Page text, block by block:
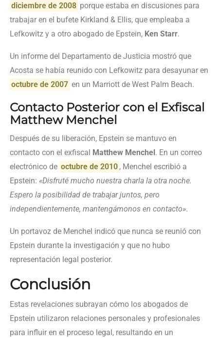
diciembre de 2008 porque estaba en discusiones para
trabajar en el bufete Kirkland & Ellis, que empleaba a
Lefkowitz y a otro abogado de Epstein, Ken Starr.
Un informe del Departamento de Justicia mostró que
Acosta se había reunido con Lefkowitz para desayunar en
octubre de 2007 en un Marriott de West Palm Beach.
Contacto Posterior con el Exfiscal
Matthew Menchel
Después de su liberación, Epstein se mantuvo en
contacto con el exfiscal Matthew Menchel. En un correo
electrónico de octubre de 2010 , Menchel escribió a
Epstein: «Disfruté mucho nuestra charla la otra noche.
Espero la posibilidad de trabajar juntos, pero
independientemente, mantengámonos en contacto».
Un portavoz de Menchel indicó que nunca se reunió con
Epstein durante la investigación y que no hubo
representación legal posterior.
Conclusión
Estas revelaciones subrayan cómo los abogados de
Epstein utilizaron relaciones personales y profesionales
para influir en el proceso legal, resultando en un